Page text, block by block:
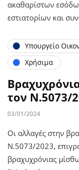
ακαθαρίστων
εστιατορίων και
Υπουργείο
Χρήσιμα
τον Ν.5073/
03/01/2024
Οι αλλαγές στην
Ν.5073/2023,
βραχυχρόνιας